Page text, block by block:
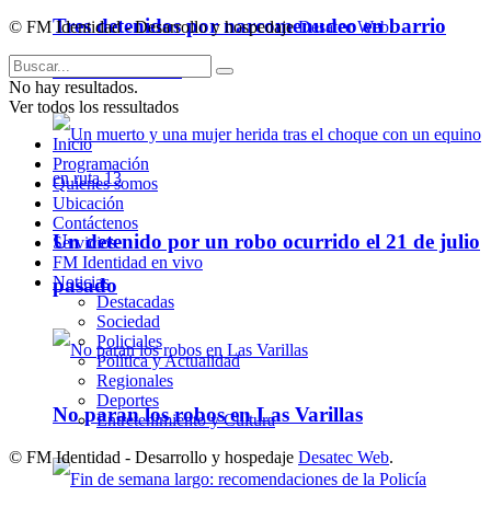
Tres detenidos por narcomenudeo en barrio
Almafuerte IV
Un detenido por un robo ocurrido el 21 de julio
pasado
No paran los robos en Las Varillas
© FM Identidad - Desarrollo y hospedajeDesatec Web.
No hay resultados.
Ver todos los ressultados
Inicio
Programación
Quienes somos
Ubicación
Contáctenos
Servicios
FM Identidad en vivo
Noticias
Destacadas
Sociedad
Policiales
Política y Actualidad
Regionales
Deportes
Entretenimiento y Cultura
© FM Identidad - Desarrollo y hospedaje Desatec Web.